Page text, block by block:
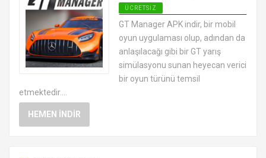
ÜCRETSIZ
EN İYI ANDROID APK OYUNLARI
ÜCRETSIZ
GT Manager APK indir, bir mobil
oyun uygulaması olup, adından da
anlaşılacağı gibi bir GT yarış
simülasyonu sunan heyecan verici
bir oyun türünü temsil
etmektedir....
HEMEN İNDIR